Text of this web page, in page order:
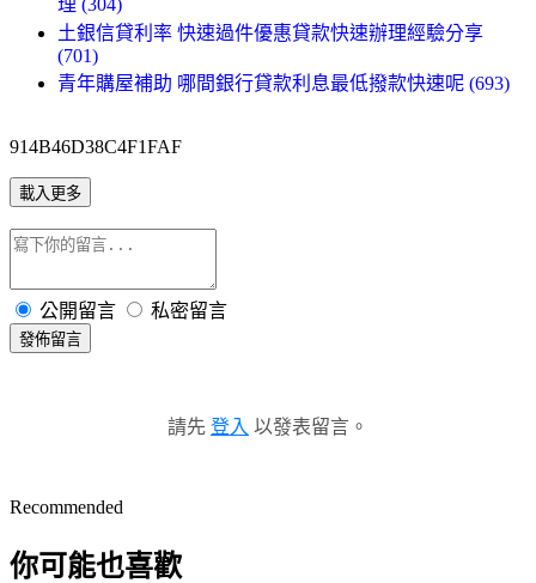
土銀信貸利率 快速過件優惠貸款快速辦理經驗分享
(701)
青年購屋補助 哪間銀行貸款利息最低撥款快速呢 (693)
914B46D38C4F1FAF
載入更多
公開留言 私密留言
發佈留言
請先 登入 以發表留言。
Recommended
你可能也喜歡